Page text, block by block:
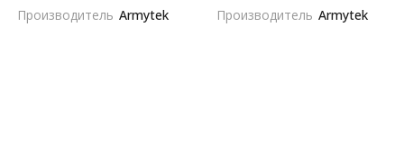
Производитель Armytek Производитель Armytek